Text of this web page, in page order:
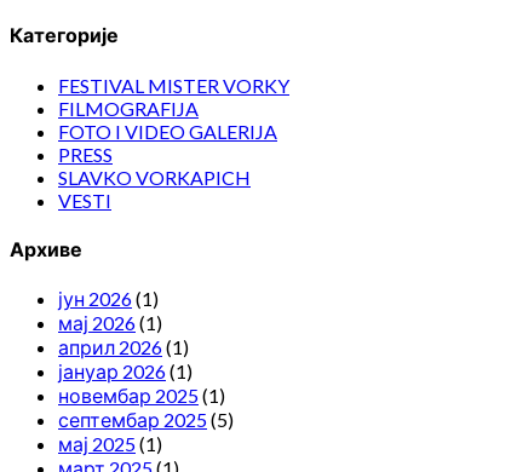
Категорије
FESTIVAL MISTER VORKY
FILMOGRAFIJA
FOTO I VIDEO GALERIJA
PRESS
SLAVKO VORKAPICH
VESTI
Архиве
јун 2026(1)
мај 2026(1)
април 2026(1)
јануар 2026(1)
новембар 2025(1)
септембар 2025(5)
мај 2025(1)